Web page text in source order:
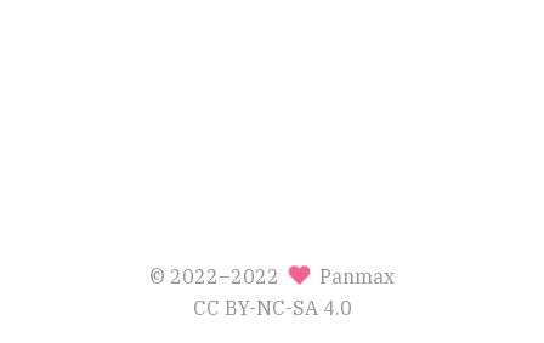
© 2022–2022
Panmax
CC BY-NC-SA 4.0